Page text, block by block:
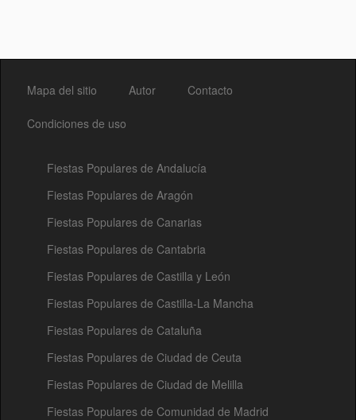
Mapa del sitio Autor Contacto
Condiciones de uso
Fiestas Populares de Andalucía
Fiestas Populares de Aragón
Fiestas Populares de Canarias
Fiestas Populares de Cantabria
Fiestas Populares de Castilla y León
Fiestas Populares de Castilla-La Mancha
Fiestas Populares de Cataluña
Fiestas Populares de Ciudad de Ceuta
Fiestas Populares de Ciudad de Melilla
Fiestas Populares de Comunidad de Madrid